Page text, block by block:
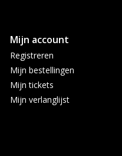
Mijn account
Registreren
Mijn bestellingen
Mijn tickets
Mijn verlanglijst